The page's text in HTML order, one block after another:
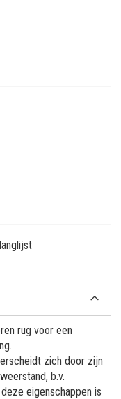
rug voor een
zich door zijn
b.v.
eigenschappen is